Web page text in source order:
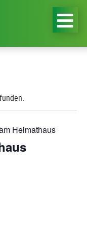
Heimathaus